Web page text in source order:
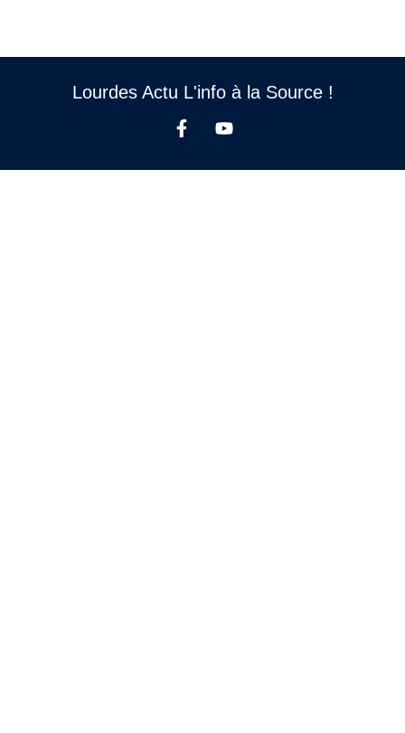
Lourdes Actu L'info à la Source !